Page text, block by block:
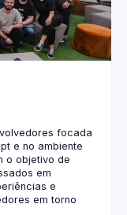
focada
e no ambiente
o objetivo de
em
e
em torno